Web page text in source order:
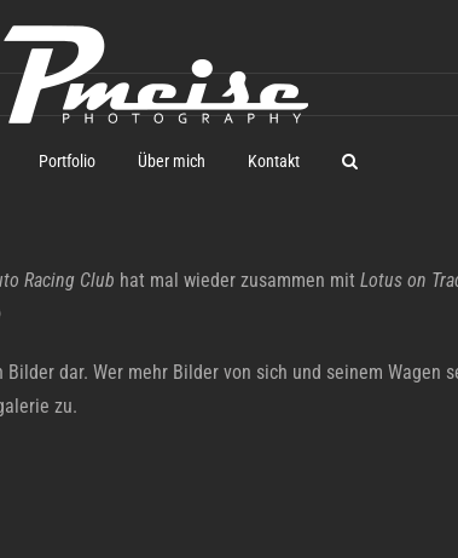
Portfolio Über mich Kontakt
Racing Club hat mal wieder zusammen mit Lotus on
dar. Wer mehr Bilder von sich und seinem
zu.